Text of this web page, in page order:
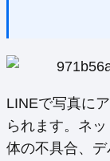
LINEで写真に
られます。ネ
体の不具合、